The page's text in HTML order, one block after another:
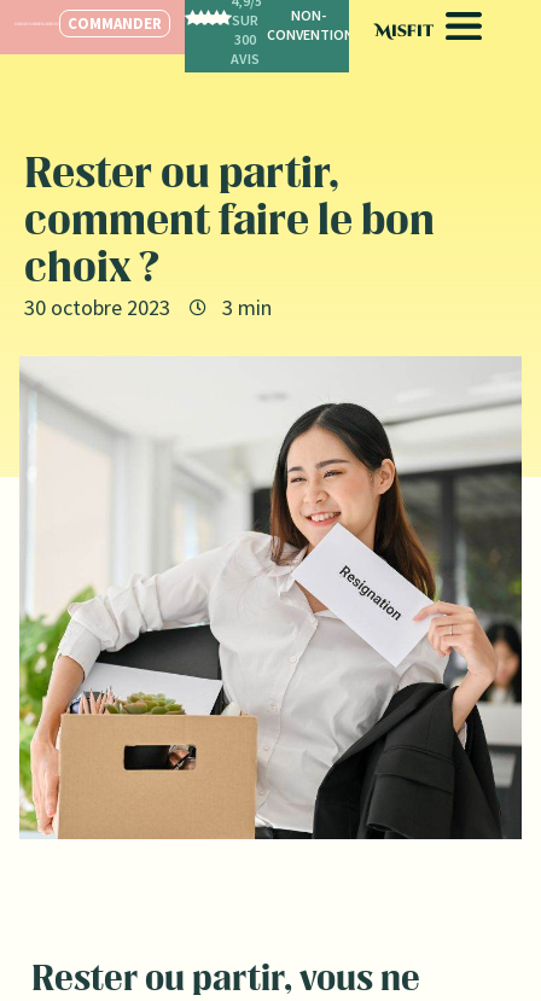
COMMANDER
SUR
300
AVIS
SPÉCIALISÉ POUR LES FEMMES
Rester ou partir,
comment faire le bon
choix ?
30 octobre 2023
Rester ou partir, vous ne